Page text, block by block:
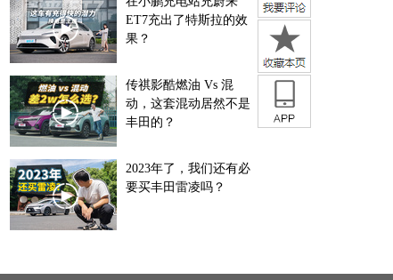
ET7充出了特斯拉的效
果？
传祺影酷燃油 Vs 混
动，这套混动居然不是
丰田的？
2023年了，我们还有必
要买丰田雷凌吗？